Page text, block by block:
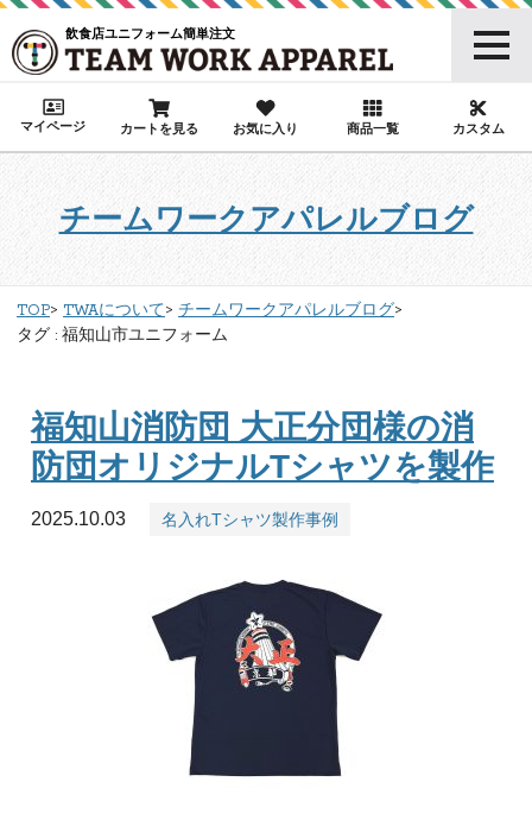
飲食店ユニフォーム簡単注文
マイページ カートを見る お気に入り 商品一覧 カスタム
チームワークアパレルブログ
TOP TWAについて
チームワークアパレルブログ
タグ : 福知山市ユニフォーム
福知山消防団 大正分団様の消
防団オリジナルTシャツを製作
2025.10.03 名入れTシャツ製作事例